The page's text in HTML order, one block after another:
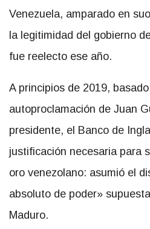
Venezuela, amparado en
la legitimidad del gobierno
fue reelecto ese año.
A principios de 2019,
autoproclamación de Juan
presidente, el Banco de
justificación necesaria para
oro venezolano: asumió el
absoluto de poder»
Maduro.